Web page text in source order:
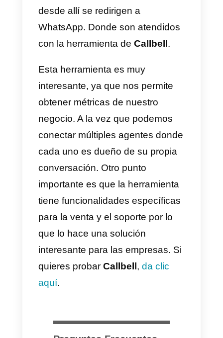
por allí con la herramienta de
Callbell .
Qué es Google Business
Profile y cómo
configurarlo?
Aunque hemos hablado de
Google My Business.
Actualmente Google se
encuentra en una actualización
importante y en este 2022 My
Business pasará a llamarse
Google Business Profile. La gran
ventaja de esto es que luego de